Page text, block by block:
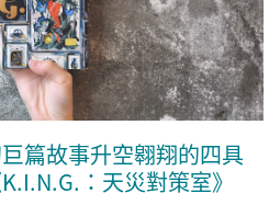
篇故事升空翱翔的四具
：天災對策室》